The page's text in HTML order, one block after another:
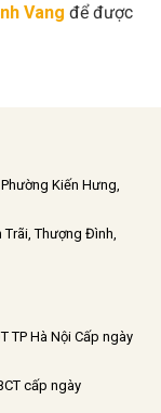
Vang để được
Kiến Hưng,
Thượng Đình,
TP Hà Nội Cấp ngày
cấp ngày